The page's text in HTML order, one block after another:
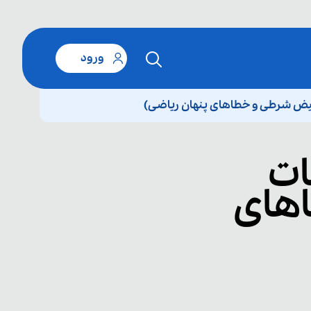
ورود
شرطی و خطاهای پنهان ریاضی)